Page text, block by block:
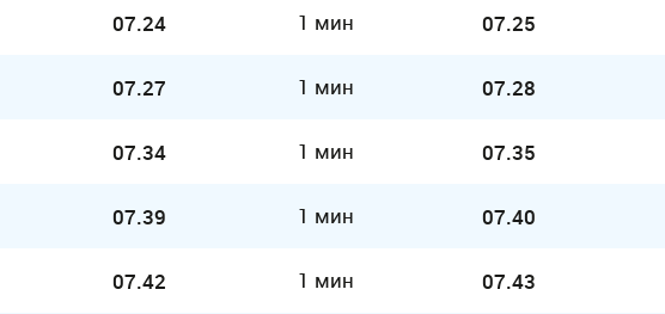
07.24 1 мин 07.25
07.27 1 мин 07.28
07.34 1 мин 07.35
07.39 1 мин 07.40
07.42 1 мин 07.43